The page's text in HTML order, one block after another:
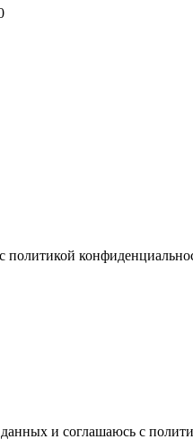
политикой
и соглашаюсь с